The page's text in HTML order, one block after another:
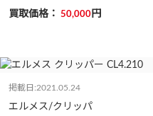
買取価格： 50,000 円
掲載日:2021.05.24
エルメス/クリッパ